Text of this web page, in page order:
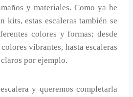
y materiales. Como ya he
kits, estas escaleras también se
colores y formas; desde
vibrantes, hasta escaleras
por ejemplo.
y queremos completarla